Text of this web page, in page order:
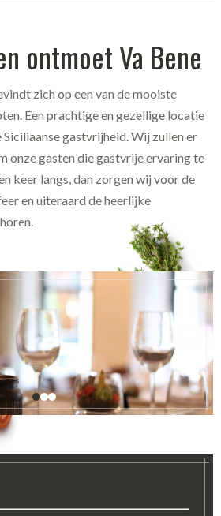
ontmoet Va Bene
zich op een van de mooiste
Een prachtige en gezellige locatie
gastvrijheid. Wij zullen er
onze gasten die gastvrije ervaring te
keer langs, dan zorgen wij voor de
en uiteraard de heerlijke